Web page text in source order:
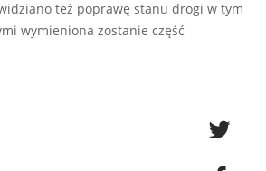
też poprawę stanu drogi w tym
wymieniona zostanie część